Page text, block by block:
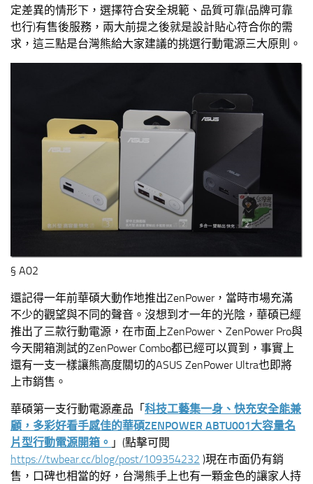
定差異的情形下，選擇符合安全規範、品質可靠(品牌可靠
也行)有售後服務，兩大前提之後就是設計貼心符合你的需
求，這三點是台灣熊給大家建議的挑選行動電源三大原則。
§ A02
還記得一年前華碩大動作地推出ZenPower，當時市場充滿
不少的觀望與不同的聲音。沒想到才一年的光陰，華碩已經
推出了三款行動電源，在市面上ZenPower、ZenPower Pro與
今天開箱測試的ZenPower Combo都已經可以買到，事實上
還有一支一樣讓熊高度關切的ASUS ZenPower Ultra也即將
上市銷售。
華碩第一支行動電源產品「 科技工藝集一身、快充安全能兼
顧，多彩好看手感佳的華碩ZENPOWER ABTU001大容量名
片型行動電源開箱。 」(點擊可閱
https://twbear.cc/blog/post/109354232 )現在市面仍有銷
售，口碑也相當的好，台灣熊手上也有一顆金色的讓家人持